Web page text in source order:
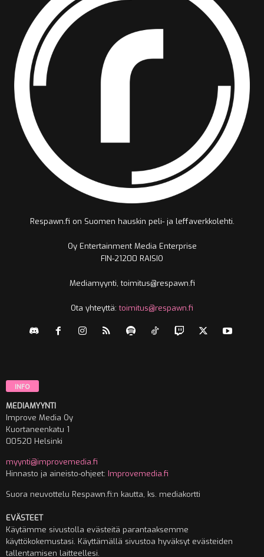
Respawn.fi on Suomen hauskin peli- ja leffaverkkolehti.
Oy Entertainment Media Enterprise
FIN-21200 RAISIO
Mediamyynti, toimitus@respawn.fi
Ota yhteyttä:toimitus@respawn.fi
INFO
MEDIAMYYNTI
Improve Media Oy
Kuortaneenkatu 1
00520 Helsinki
myynti@improvemedia.fi
Hinnasto ja aineisto-ohjeet: Improvemedia.fi
Suora neuvottelu Respawn.fi:n kautta, ks. mediakortti
EVÄSTEET
Käytämme sivustolla evästeitä parantaaksemme
käyttökokemustasi. Käyttämällä sivustoa hyväksyt evästeiden
tallentamisen laitteellesi.